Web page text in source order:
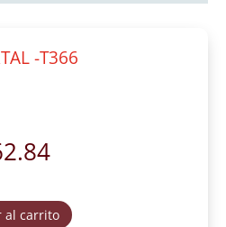
-T366
al carrito